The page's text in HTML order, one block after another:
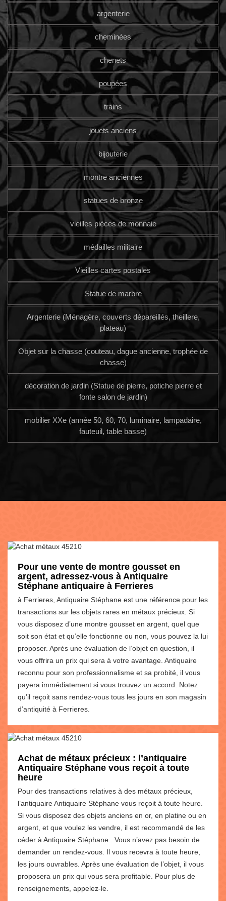
argenterie
cheminées
chenets
poupées
trains
jouets anciens
bijouterie
montre anciennes
statues de bronze
vieilles pièces de monnaie
médailles militaire
Vieilles cartes postales
Statue de marbre
Argenterie (Ménagère, couverts dépareillés, theillere,
plateau)
Objet sur la chasse (couteau, dague ancienne, trophée de
chasse)
décoration de jardin (Statue de pierre, potiche pierre et
fonte salon de jardin)
mobilier XXe (année 50, 60, 70, luminaire, lampadaire,
fauteuil, table basse)
Pour une vente de montre gousset en
argent, adressez-vous à Antiquaire
Stéphane antiquaire à Ferrieres
à Ferrieres, Antiquaire Stéphane est une référence pour les
transactions sur les objets rares en métaux précieux. Si
vous disposez d’une montre gousset en argent, quel que
soit son état et qu’elle fonctionne ou non, vous pouvez la lui
proposer. Après une évaluation de l’objet en question, il
vous offrira un prix qui sera à votre avantage. Antiquaire
reconnu pour son professionnalisme et sa probité, il vous
payera immédiatement si vous trouvez un accord. Notez
qu’il reçoit sans rendez-vous tous les jours en son magasin
d’antiquité à Ferrieres.
Achat de métaux précieux : l’antiquaire
Antiquaire Stéphane vous reçoit à toute
heure
Pour des transactions relatives à des métaux précieux,
l’antiquaire Antiquaire Stéphane vous reçoit à toute heure.
Si vous disposez des objets anciens en or, en platine ou en
argent, et que voulez les vendre, il est recommandé de les
céder à Antiquaire Stéphane . Vous n’avez pas besoin de
demander un rendez-vous. Il vous recevra à toute heure,
les jours ouvrables. Après une évaluation de l’objet, il vous
proposera un prix qui vous sera profitable. Pour plus de
renseignements, appelez-le.